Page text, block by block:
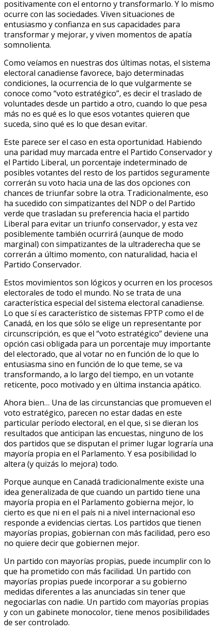
positivamente con el entorno y transformarlo. Y lo mismo
ocurre con las sociedades. Viven situaciones de
entusiasmo y confianza en sus capacidades para
transformar y mejorar, y viven momentos de apatía
somnolienta.
Como veíamos en nuestras dos últimas notas, el sistema
electoral canadiense favorece, bajo determinadas
condiciones, la ocurrencia de lo que vulgarmente se
conoce como “voto estratégico”, es decir el traslado de
voluntades desde un partido a otro, cuando lo que pesa
más no es qué es lo que esos votantes quieren que
suceda, sino qué es lo que desan evitar.
Este parece ser el caso en esta oportunidad. Habiendo
una paridad muy marcada entre el Partido Conservador y
el Partido Liberal, un porcentaje indeterminado de
posibles votantes del resto de los partidos seguramente
correrán su voto hacia una de las dos opciones con
chances de triunfar sobre la otra. Tradicionalmente, eso
ha sucedido con simpatizantes del NDP o del Partido
verde que trasladan su preferencia hacia el partido
Liberal para evitar un triunfo conservador, y esta vez
posiblemente también ocurrirá (aunque de modo
marginal) con simpatizantes de la ultraderecha que se
correrán a último momento, con naturalidad, hacia el
Partido Conservador.
Estos movimientos son lógicos y ocurren en los procesos
electorales de todo el mundo. No se trata de una
característica especial del sistema electoral canadiense.
Lo que sí es característico de sistemas FPTP como el de
Canadá, en los que sólo se elige un representante por
circunscripción, es que el “voto estratégico” deviene una
opción casi obligada para un porcentaje muy importante
del electorado, que al votar no en función de lo que lo
entusiasma sino en función de lo que teme, se va
transformando, a lo largo del tiempo, en un votante
reticente, poco motivado y en última instancia apático.
Ahora bien… Una de las circunstancias que promueven el
voto estratégico, parecen no estar dadas en este
particular período electoral, en el que, si se dieran los
resultados que anticipan las encuestas, ninguno de los
dos partidos que se disputan el primer lugar lograría una
mayoría propia en el Parlamento. Y esa posibilidad lo
altera (y quizás lo mejora) todo.
Porque aunque en Canadá tradicionalmente existe una
idea generalizada de que cuando un partido tiene una
mayoría propia en el Parlamento gobierna mejor, lo
cierto es que ni en el país ni a nivel internacional eso
responde a evidencias ciertas. Los partidos que tienen
mayorías propias, gobiernan con más facilidad, pero eso
no quiere decir que gobiernen mejor.
Un partido con mayorías propias, puede incumplir con lo
que ha prometido con más facilidad. Un partido con
mayorías propias puede incorporar a su gobierno
medidas diferentes a las anunciadas sin tener que
negociarlas con nadie. Un partido com mayorías propias
y con un gabinete monocolor, tiene menos posibilidades
de ser controlado.